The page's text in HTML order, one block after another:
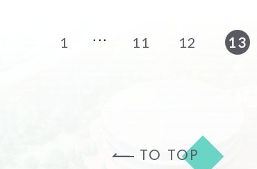
1 11 12 13
TO TOP